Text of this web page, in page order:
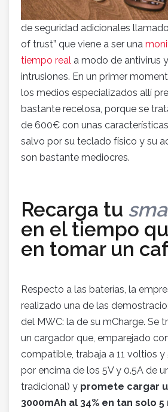
de seguridad adicionales
of trust” que viene a ser una
tiempo real a modo de antivirus
intrusiones. En un primer
los medios especializados allí
bastante recelosa, porque se
de 600€ con unas
salvo por su teclado físico y su
son bastante mediocres.
Recarga tu
en el tiempo
en tomar un
Respecto a las baterías, la
realizado una de las
del MWC: la de su mCharge. Se
un cargador que, emparejado
compatible, trabaja a 11 voltios
por encima de los 5V y 0.5A de
tradicional) y promete cargar
3000mAh al 34% en tan solo